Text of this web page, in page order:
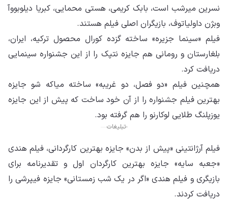
نسرین میرشب است، بابک کریمی، هستی محمایی، کبریا دیلوبووآ
وبژن داولیاتوف، بازیگران اصلی فیلم هستند.
فیلم «سینما جزیره» ساخته گزده کورال محصول ترکیه، ایران،
بلغارستان و رومانی هم جایزه نتپک را از این جشنواره سینمایی
دریافت کرد.
همچنین فیلم «دو فصل، دو غریبه» ساخته میاکه شو جایزه
بهترین فیلم جشنواره را از آن خود ساخت که پیش از این جایزه
یوزپلنگ طلایی لوکارنو را هم گرفته بود.
تبلیغات
فیلم آرژانتینی «پیش از بدن» جایزه بهترین کارگردانی، فیلم هندی
«جعبه سایه» جایزه بهترین کارگردان اول و تقدیرنامه برای
بازیگری و فیلم هندی «اگر در یک شب زمستانی» جایزه فیپرشی را
دریافت کردند.